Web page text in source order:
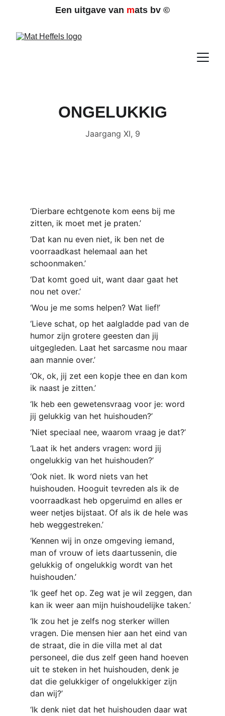
Een uitgave van mats bv ©
ONGELUKKIG
Jaargang XI, 9
‘Dierbare echtgenote kom eens bij me
zitten, ik moet met je praten.’
‘Dat kan nu even niet, ik ben net de
voorraadkast helemaal aan het
schoonmaken.’
‘Dat komt goed uit, want daar gaat het
nou net over.’
‘Wou je me soms helpen? Wat lief!’
‘Lieve schat, op het aalgladde pad van de
humor zijn grotere geesten dan jij
uitgegleden. Laat het sarcasme nou maar
aan mannie over.’
‘Ok, ok, jij zet een kopje thee en dan kom
ik naast je zitten.’
‘Ik heb een gewetensvraag voor je: word
jij gelukkig van het huishouden?’
‘Niet speciaal nee, waarom vraag je dat?’
‘Laat ik het anders vragen: word jij
ongelukkig van het huishouden?’
‘Ook niet. Ik word niets van het
huishouden. Hooguit tevreden als ik de
voorraadkast heb opgeruimd en alles er
weer netjes bijstaat. Of als ik de hele was
heb weggestreken.’
‘Kennen wij in onze omgeving iemand,
man of vrouw of iets daartussenin, die
gelukkig of ongelukkig wordt van het
huishouden.’
‘Ik geef het op. Zeg wat je wil zeggen, dan
kan ik weer aan mijn huishoudelijke taken.’
‘Ik zou het je zelfs nog sterker willen
vragen. Die mensen hier aan het eind van
de straat, die in die villa met al dat
personeel, die dus zelf geen hand hoeven
uit te steken in het huishouden, denk je
dat die gelukkiger of ongelukkiger zijn
dan wij?’
‘Ik denk niet dat het huishouden daar wat